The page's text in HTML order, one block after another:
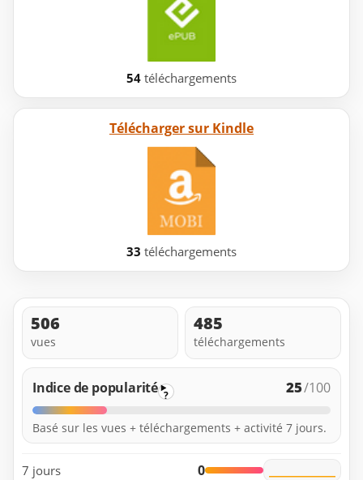
54 téléchargements
Télécharger sur Kindle
33 téléchargements
506
vues
485
téléchargements
Indice de popularité ? 25/100
Basé sur les vues + téléchargements + activité 7 jours.
7 jours 0